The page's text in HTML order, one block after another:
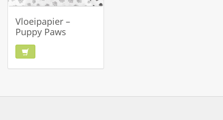
Vloeipapier –
Puppy Paws